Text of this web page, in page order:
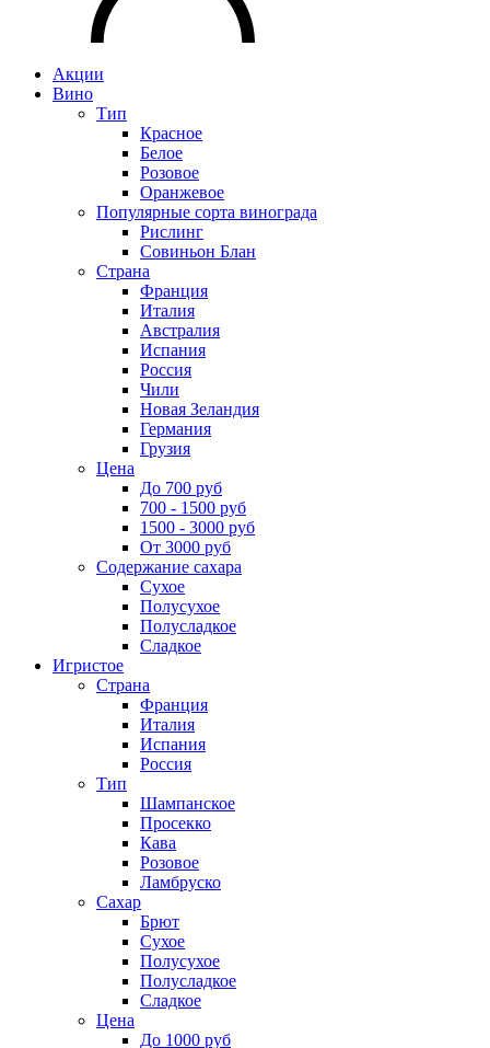
Акции
Вино
Тип
Красное
Белое
Розовое
Оранжевое
Популярные сорта винограда
Рислинг
Совиньон Блан
Страна
Франция
Италия
Австралия
Испания
Россия
Чили
Новая Зеландия
Германия
Грузия
Цена
До 700 руб
700 - 1500 руб
1500 - 3000 руб
От 3000 руб
Содержание сахара
Сухое
Полусухое
Полусладкое
Сладкое
Игристое
Страна
Франция
Италия
Испания
Россия
Тип
Шампанское
Просекко
Кава
Розовое
Ламбруско
Сахар
Брют
Сухое
Полусухое
Полусладкое
Сладкое
Цена
До 1000 руб